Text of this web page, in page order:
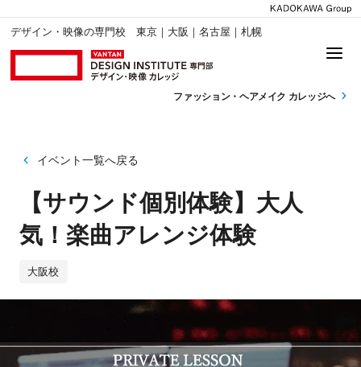
デザイン・映像の専門校 東京｜大阪｜名古屋｜札幌
ファッション・ ヘアメイク カレッジへ
イベント一覧へ戻る
【サウンド個別体験】大人
気！楽曲アレンジ体験
大阪校